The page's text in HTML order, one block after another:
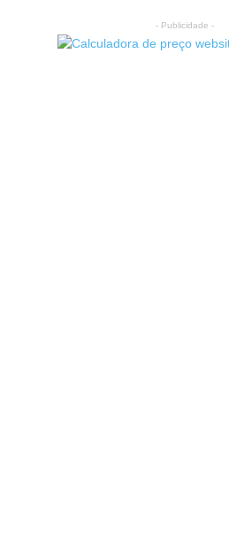
- Publicidade -